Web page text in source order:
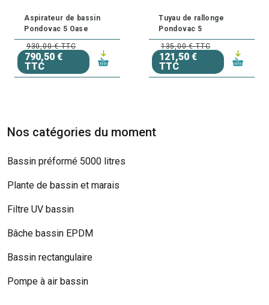
Aspirateur de bassin
Pondovac 5 Oase
930,00 € TTC
790,50 €
TTC
Tuyau de rallonge
Pondovac 5
135,00 € TTC
121,50 €
TTC
Nos catégories du moment
Bassin préformé 5000 litres
Plante de bassin et marais
Filtre UV bassin
Bâche bassin EPDM
Bassin rectangulaire
Pompe à air bassin